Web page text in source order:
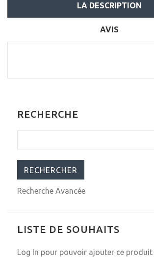
LA DESCRIPTION
AVIS
RECHERCHE
Recherche Avancée
LISTE DE SOUHAITS
Log In pour pouvoir ajouter ce